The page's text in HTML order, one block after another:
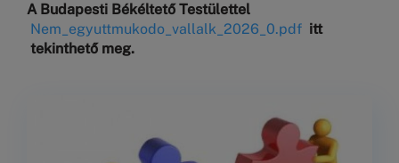
A Budapesti Békéltető Testülettel
Nem_egyuttmukodo_vallalk_2026_0.pdf itt
tekinthető meg.